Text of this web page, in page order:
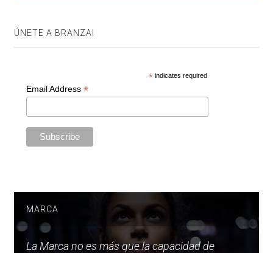
ÚNETE A BRANZAI
* indicates required
Email Address *
MARCA
La Marca no es más que la capacidad de